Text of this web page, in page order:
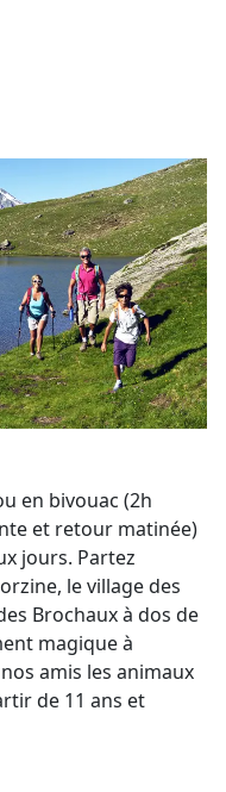
en bivouac (2h
et retour matinée)
jours. Partez
le village des
Brochaux à dos de
magique à
amis les animaux
de 11 ans et